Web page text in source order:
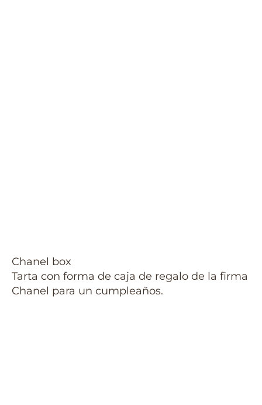
Chanel box
Tarta con forma de caja de regalo de la firma
Chanel para un cumpleaños.